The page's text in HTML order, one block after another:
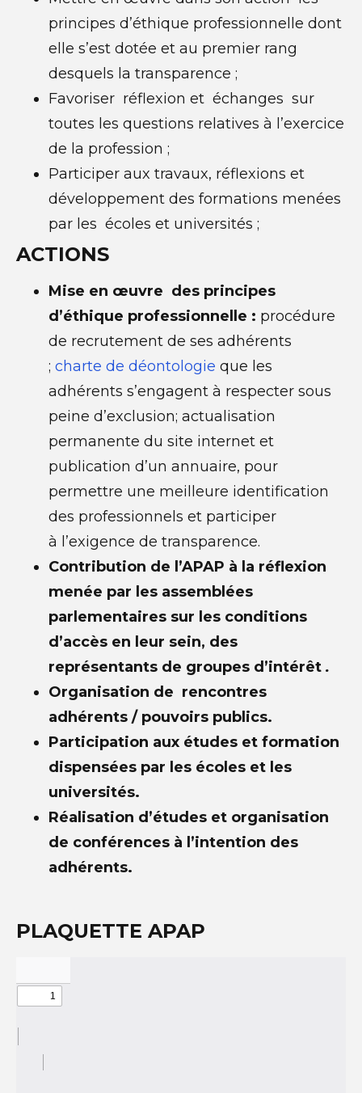
principes d’éthique professionnelle dont
elle s’est dotée et au premier rang
desquels la transparence ;
Favoriser réflexion et échanges sur
toutes les questions relatives à l’exercice
de la profession ;
Participer aux travaux, réflexions et
développement des formations menées
par les écoles et universités ;
ACTIONS
Mise en œuvre des principes
d’éthique professionnelle : procédure
de recrutement de ses adhérents
; charte de déontologie que les
adhérents s’engagent à respecter sous
peine d’exclusion; actualisation
permanente du site internet et
publication d’un annuaire, pour
permettre une meilleure identification
des professionnels et participer
à l’exigence de transparence.
Contribution de l’APAP à la réflexion
menée par les assemblées
parlementaires sur les conditions
d’accès en leur sein, des
représentants de groupes d’intérêt .
Organisation de rencontres
adhérents / pouvoirs publics.
Participation aux études et formation
dispensées par les écoles et les
universités.
Réalisation d’études et organisation
de conférences à l’intention des
adhérents.
PLAQUETTE APAP